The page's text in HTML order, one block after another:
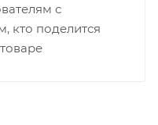
с
кто поделится